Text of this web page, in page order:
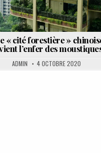
« cité forestière »
l’enfer des
ADMIN 4 OCTOBRE 2020